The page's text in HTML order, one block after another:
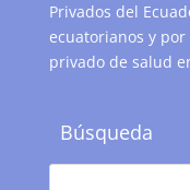
Privados del
ecuatorianos y
privado de salud
Búsqueda